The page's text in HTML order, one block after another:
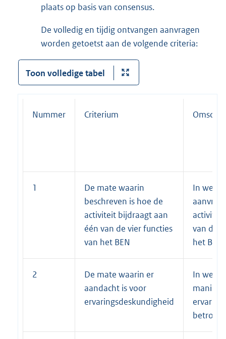
plaats op basis van consensus.
De volledig en tijdig ontvangen aanvragen
worden getoetst aan de volgende criteria:
Toon volledige tabel
Nummer Criterium
1
De mate waarin
beschreven is hoe de
activiteit bijdraagt aan
één van de vier functies
van het BEN
In
van de
het
2
De mate waarin er
aandacht is voor
ervaringsdeskundigheid
In
manier